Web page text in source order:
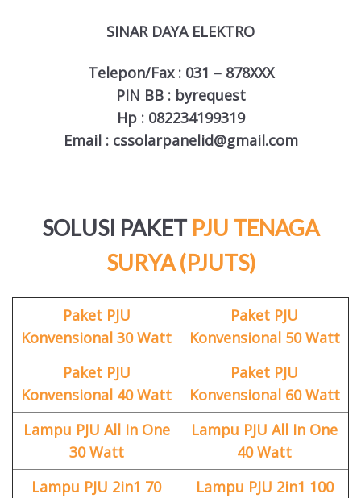
SINAR DAYA ELEKTRO
Telepon/Fax : 031 – 878XXX
PIN BB : byrequest
Hp : 082234199319
Email : cssolarpanelid@gmail.com
SOLUSI PAKET PJU TENAGA
SURYA (PJUTS)
Paket PJU
Konvensional 30 Watt
Paket PJU
Konvensional 50 Watt
Paket PJU
Konvensional 40 Watt
Paket PJU
Konvensional 60 Watt
Lampu PJU All In One
30 Watt
Lampu PJU All In One
40 Watt
Lampu PJU 2in1 70
Lampu PJU 2in1 100